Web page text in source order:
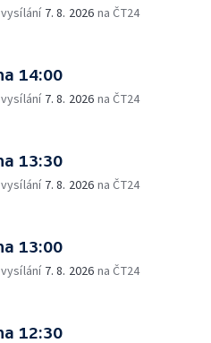
7. 8. 2026 na ČT24
14:00
7. 8. 2026 na ČT24
13:30
7. 8. 2026 na ČT24
13:00
7. 8. 2026 na ČT24
12:30